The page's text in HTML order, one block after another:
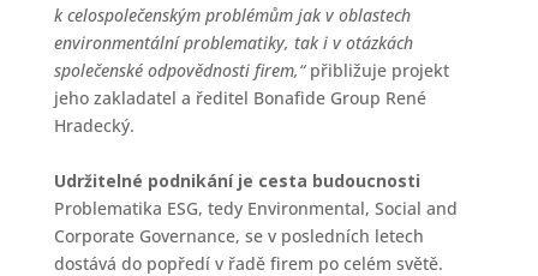
k celospolečenským problémům jak v oblastech
environmentální problematiky, tak i v otázkách
společenské odpovědnosti firem,“přibližuje projekt
jeho zakladatel a ředitel Bonafide Group René
Hradecký.
Udržitelné podnikání je cesta budoucnosti
Problematika ESG, tedy Environmental, Social and
Corporate Governance, se v posledních letech
dostává do popředí v řadě firem po celém světě.